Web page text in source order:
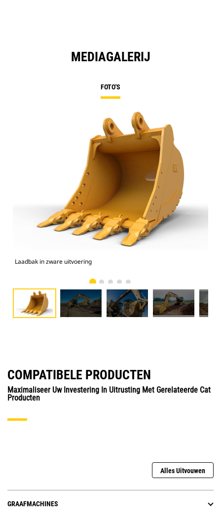
MEDIAGALERIJ
FOTO'S
Laadbak in zware uitvoering
COMPATIBELE PRODUCTEN
Maximaliseer Uw Investering In Uitrusting Met Gerelateerde Cat
Producten
Alles Uitvouwen
GRAAFMACHINES